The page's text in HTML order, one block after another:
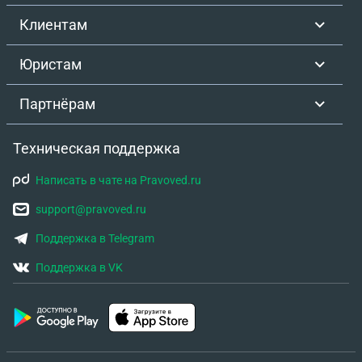
Клиентам
Юристам
Партнёрам
Техническая поддержка
Написать в чате на Pravoved.ru
support@pravoved.ru
Поддержка в Telegram
Поддержка в VK